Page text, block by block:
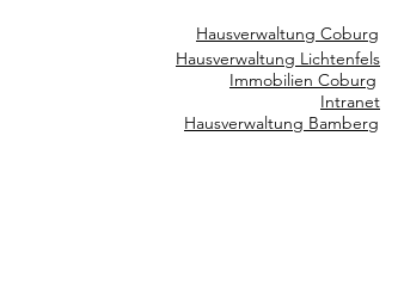
Hausverwaltung Coburg
Hausverwaltung Lichtenfels
Immobilien Coburg
Intranet
Hausverwaltung Bamberg